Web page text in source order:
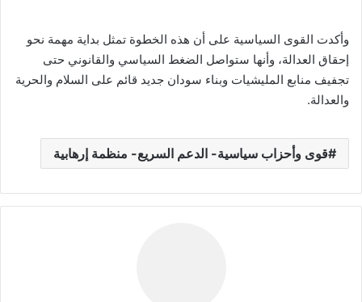
وأكدت القوى السياسية على أن هذه الخطوة تمثل بداية مهمة نحو
إحقاق العدالة، وأنها ستواصل الضغط السياسي والقانوني حتى
تجفيف منابع المليشيات وبناء سودان جديد قائم على السلام والحرية
والعدالة.
قوى وأحزاب سياسية- الدعم السريع- منظمة إرهابية